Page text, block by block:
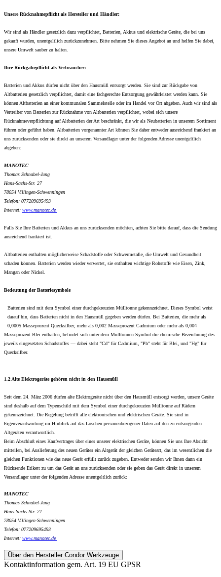
Unsere Rücknahmepflicht als Hersteller und Händler:
Wir sind als Händler gesetzlich dazu verpflichtet, Batterien, Akkus und elektrische Geräte, die bei uns
gekauft wurden, unentgeltlich zurückzunehmen. Bitte nehmen Sie dieses Angebot an und helfen Sie dabei,
unsere Umwelt sauber zu halten.
Ihre Rückgabepflicht als Verbraucher:
Batterien und Akkus dürfen nicht über den Hausmüll entsorgt werden. Sie sind zur Rückgabe von
Altbatterien gesetzlich verpflichtet, damit eine fachgerechte Entsorgung gewährleistet werden kann. Sie
können Altbatterien an einer kommunalen Sammelstelle oder im Handel vor Ort abgeben. Auch wir sind als
Vertreiber von Batterien zur Rücknahme von Altbatterien verpflichtet, wobei sich unsere
Rücknahmeverpflichtung auf Altbatterien der Art beschränkt, die wir als Neubatterien in unserem Sortiment
führen oder geführt haben. Altbatterien vorgenannter Art können Sie daher entweder ausreichend frankiert an
uns zurücksenden oder sie direkt an unserem Versandlager unter der folgenden Adresse unentgeltlich
abgeben:
MANOTEC
Thomas Schnabel-Jung
Hans-Sachs-Str. 27
78054 Villingen-Schwenningen
Telefon: 077209695493
Internet: www.manotec.de
Falls Sie Ihre Batterien und Akkus an uns zurücksenden möchten, achten Sie bitte darauf, dass die Sendung
ausreichend frankiert ist.
Altbatterien enthalten möglicherweise Schadstoffe oder Schwermetalle, die Umwelt und Gesundheit
schaden können. Batterien werden wieder verwertet, sie enthalten wichtige Rohstoffe wie Eisen, Zink,
Mangan oder Nickel.
Bedeutung der Batteriesymbole
Batterien sind mit dem Symbol einer durchgekreuzten Mülltonne gekennzeichnet. Dieses Symbol weist
darauf hin, dass Batterien nicht in den Hausmüll gegeben werden dürfen. Bei Batterien, die mehr als
0,0005 Masseprozent Quecksilber, mehr als 0,002 Masseprozent Cadmium oder mehr als 0,004
Masseprozent Blei enthalten, befindet sich unter dem Mülltonnen-Symbol die chemische Bezeichnung des
jeweils eingesetzten Schadstoffes — dabei steht "Cd" für Cadmium, "Pb" steht für Blei, und "Hg" für
Quecksilber.
1.2 Alte Elektrogeräte gehören nicht in den Hausmüll
Seit dem 24. März 2006 dürfen alte Elektrogeräte nicht über den Hausmüll entsorgt werden, unsere Geräte
sind deshalb auf dem Typenschild mit dem Symbol einer durchgekreuzten Mülltonne auf Rädern
gekennzeichnet. Die Regelung betrifft alle elektronischen und elektrischen Geräte. Sie sind in
Eigenverantwortung im Hinblick auf das Löschen personenbezogener Daten auf den zu entsorgenden
Altgeräten verantwortlich.
Beim Abschluß eines Kaufvertrages über eines unserer elektrischen Geräte, können Sie uns Ihre Absicht
mitteilen, bei Auslieferung des neuen Gerätes ein Altgerät der gleichen Geräteart, das im wesentlichen die
gleichen Funktionen wie das neue Gerät erfüllt zurück zugeben. Entweder senden wir Ihnen dann ein
Rücksende Etikett zu um das Gerät an uns zurücksenden oder sie geben das Gerät direkt in unserem
Versandlager unter der folgenden Adresse unentgeltlich zurück:
MANOTEC
Thomas Schnabel-Jung
Hans-Sachs-Str. 27
78054 Villingen-Schwenningen
Telefon: 077209695493
Internet: www.manotec.de
Über den Hersteller Condor Werkzeuge
Kontaktinformation gem. Art. 19 EU GPSR